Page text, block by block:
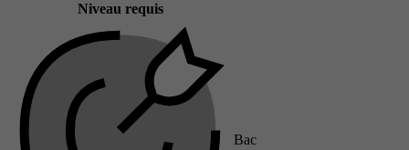
Niveau requis
Bac